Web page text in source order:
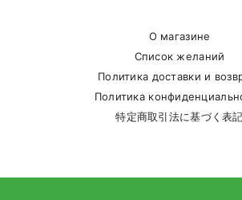
О магазине
Список желаний
Политика доставки и
Политика
特定商取引法に基づく表記